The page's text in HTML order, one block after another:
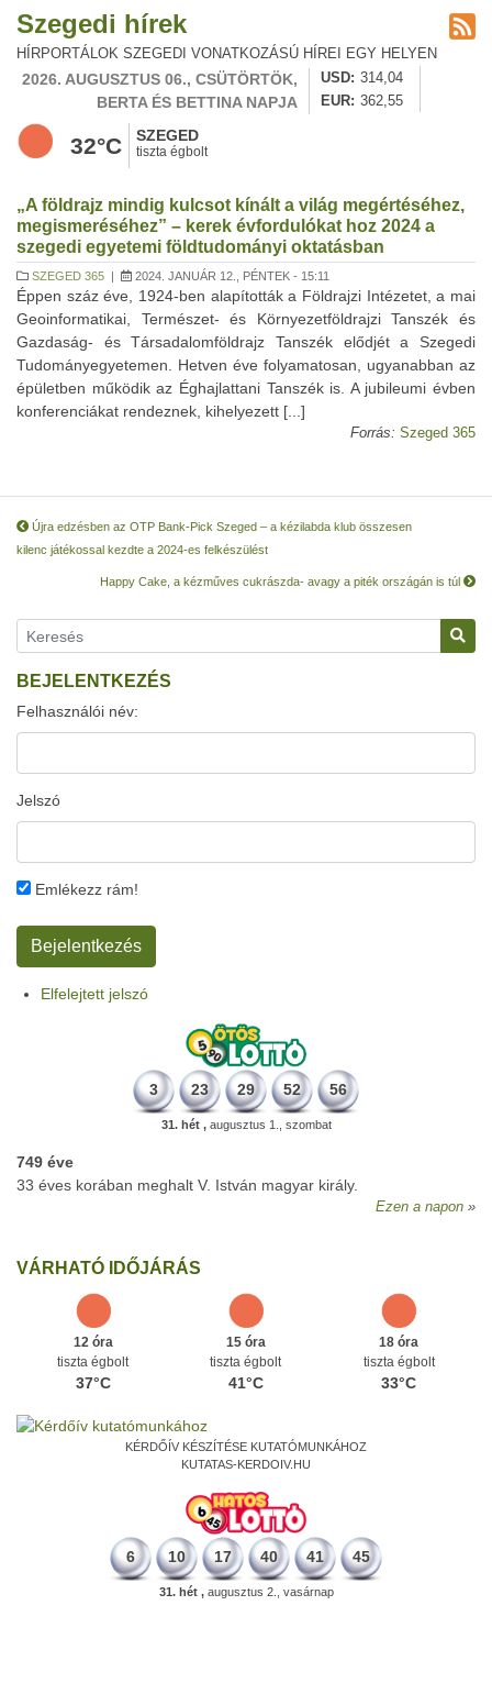
Szegedi hírek
HÍRPORTÁLOK SZEGEDI VONATKOZÁSÚ HÍREI EGY HELYEN
2026. AUGUSZTUS 06., CSÜTÖRTÖK,
BERTA ÉS BETTINA NAPJA
USD
314,04
EUR
362,55
32°C SZEGED
tiszta égbolt
„A földrajz mindig kulcsot kínált a világ megértéséhez,
megismeréséhez” – kerek évfordulókat hoz 2024 a
szegedi egyetemi földtudományi oktatásban
SZEGED 365 | 2024. JANUÁR 12., PÉNTEK - 15:11
Éppen száz éve, 1924-ben alapították a Földrajzi Intézetet, a mai
Geoinformatikai, Természet- és Környezetföldrajzi Tanszék és
Gazdaság- és Társadalomföldrajz Tanszék elődjét a Szegedi
Tudományegyetemen. Hetven éve folyamatosan, ugyanabban az
épületben működik az Éghajlattani Tanszék is. A jubileumi évben
konferenciákat rendeznek, kihelyezett [...]
Forrás: Szeged 365
Újra edzésben az OTP Bank-Pick Szeged – a kézilabda klub összesen
kilenc játékossal kezdte a 2024-es felkészülést
Happy Cake, a kézműves cukrászda- avagy a piték országán is túl
BEJELENTKEZÉS
Felhasználói név:
Jelszó
Emlékezz rám!
Elfelejtett jelszó
3 23 29 52 56
31. hét ,augusztus 1., szombat
749 éve
33 éves korában meghalt V. István magyar király.
Ezen a napon
VÁRHATÓ IDŐJÁRÁS
12 óra
tiszta égbolt
37°C
15 óra
tiszta égbolt
41°C
18 óra
tiszta égbolt
33°C
KÉRDŐÍV KÉSZÍTÉSE KUTATÓMUNKÁHOZ
KUTATAS-KERDOIV.HU
6 10 17 40 41 45
31. hét ,augusztus 2., vasárnap